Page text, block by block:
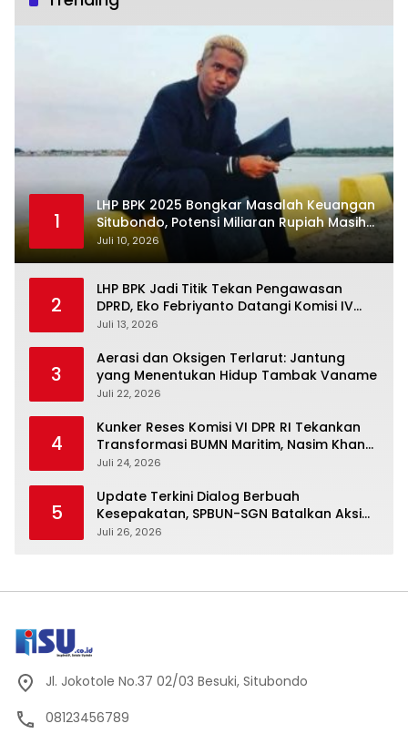
1
LHP BPK 2025 Bongkar Masalah Keuangan
Situbondo, Potensi Miliaran Rupiah Masih
Belum Terkelola
Juli 10, 2026
2
LHP BPK Jadi Titik Tekan Pengawasan
DPRD, Eko Febriyanto Datangi Komisi IV
dan Ajak Dewan Kembali Berpijak pada
Juli 13, 2026
3
Aerasi dan Oksigen Terlarut: Jantung
yang Menentukan Hidup Tambak Vaname
Juli 22, 2026
4
Kunker Reses Komisi VI DPR RI Tekankan
Transformasi BUMN Maritim, Nasim Khan
Kawal Penguatan Sektor Laut
Juli 24, 2026
5
Update Terkini Dialog Berbuah
Kesepakatan, SPBUN-SGN Batalkan Aksi
Nasional Setelah Holding Penuhi Sejumlah
Juli 26, 2026
Jl. Jokotole No.37 02/03 Besuki, Situbondo
08123456789